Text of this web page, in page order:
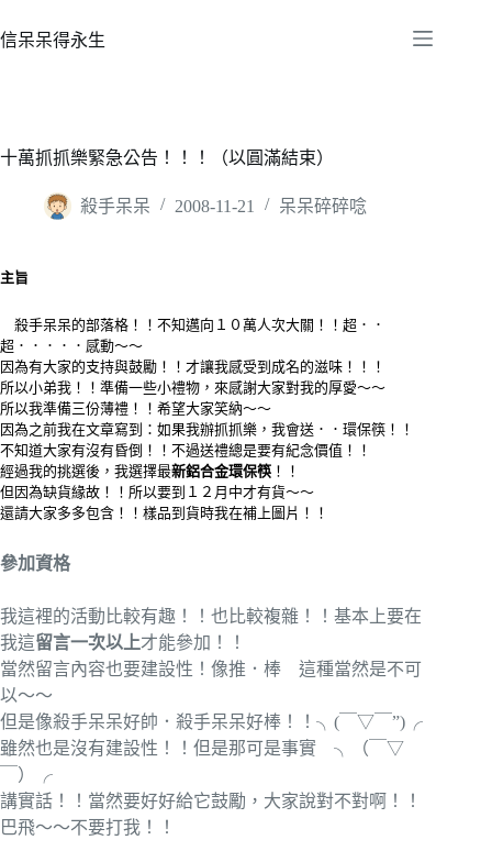
至
容
信呆呆得永生
十萬抓抓樂緊急公告！！！（以圓滿結束）
殺手呆呆 2008-11-21 呆呆碎碎唸
主旨
殺手呆呆的部落格！！不知邁向１０萬人次大關！！超．．
超．．．．．感動～～
因為有大家的支持與鼓勵！！才讓我感受到成名的滋味！！！
所以小弟我！！準備一些小禮物，來感謝大家對我的厚愛～～
所以我準備三份薄禮！！希望大家笑納～～
因為之前我在文章寫到：如果我辦抓抓樂，我會送．．環保筷！！
不知道大家有沒有昏倒！！不過送禮總是要有紀念價值！！
經過我的挑選後，我選擇最新鋁合金環保筷 ！！
但因為缺貨緣故！！所以要到１２月中才有貨～～
還請大家多多包含！！樣品到貨時我在補上圖片！！
參加資格
我這裡的活動比較有趣！！也比較複雜！！基本上要在
我這留言一次以上才能參加！！
當然留言內容也要建設性！像推．棒 這種當然是不可
以～～
但是像殺手呆呆好帥．殺手呆呆好棒！！╮(￣▽￣”)╭
雖然也是沒有建設性！！但是那可是事實 ╮（￣▽
￣）╭
講實話！！當然要好好給它鼓勵，大家說對不對啊！！
巴飛～～不要打我！！